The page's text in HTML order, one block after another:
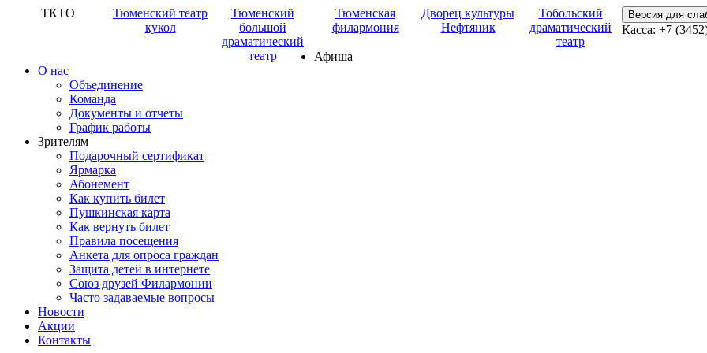
ТКТО
Тюменский театр
кукол
Тюменский
большой
драматический
театр
Тюменская
филармония
Дворец культуры
Нефтяник
Тобольский
драматический
театр
Версия для
Касса: +7
Афиша
О нас
Объединение
Команда
Документы и отчеты
График работы
Зрителям
Подарочный сертификат
Ярмарка
Абонемент
Как купить билет
Пушкинская карта
Как вернуть билет
Правила посещения
Анкета для опроса граждан
Защита детей в интернете
Союз друзей Филармонии
Часто задаваемые вопросы
Новости
Акции
Контакты